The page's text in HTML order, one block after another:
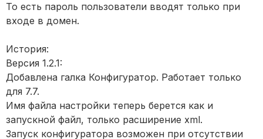
То есть пароль пользователи вводят только при
входе в домен.
История:
Версия 1.2.1:
Добавлена галка Конфигуратор. Работает только
для 7.7.
Имя файла настройки теперь берется как и
запускной файл, только расширение xml.
Запуск конфигуратора возможен при отсутствии